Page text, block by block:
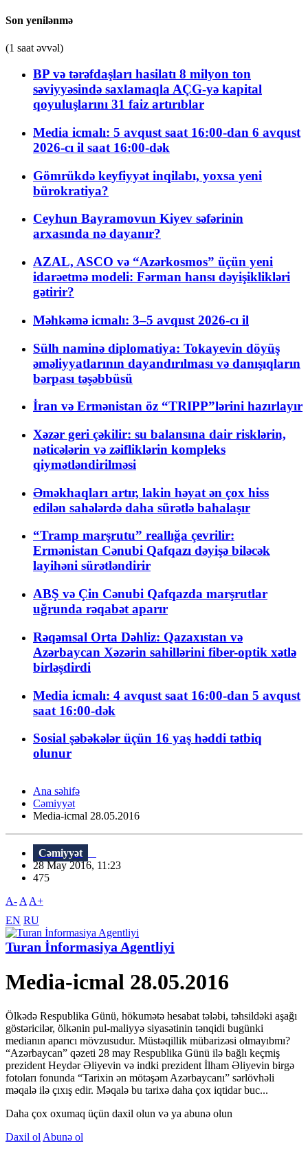
Son yenilənmə
(1 saat əvvəl)
BP və tərəfdaşları hasilatı 8 milyon ton
səviyyəsində saxlamaqla AÇG-yə kapital
qoyuluşlarını 31 faiz artırıblar
Media icmalı: 5 avqust saat 16:00-dan 6 avqust
2026-cı il saat 16:00-dək
Gömrükdə keyfiyyət inqilabı, yoxsa yeni
bürokratiya?
Ceyhun Bayramovun Kiyev səfərinin
arxasında nə dayanır?
AZAL, ASCO və “Azərkosmos” üçün yeni
idarəetmə modeli: Fərman hansı dəyişiklikləri
gətirir?
Məhkəmə icmalı: 3–5 avqust 2026-cı il
Sülh naminə diplomatiya: Tokayevin döyüş
əməliyyatlarının dayandırılması və danışıqların
bərpası təşəbbüsü
İran və Ermənistan öz “TRIPP”lərini hazırlayır
Xəzər geri çəkilir: su balansına dair risklərin,
nəticələrin və zəifliklərin kompleks
qiymətləndirilməsi
Əməkhaqları artır, lakin həyat ən çox hiss
edilən sahələrdə daha sürətlə bahalaşır
“Tramp marşrutu” reallığa çevrilir:
Ermənistan Cənubi Qafqazı dəyişə biləcək
layihəni sürətləndirir
ABŞ və Çin Cənubi Qafqazda marşrutlar
uğrunda rəqabət aparır
Rəqəmsal Orta Dəhliz: Qazaxıstan və
Azərbaycan Xəzərin sahillərini fiber-optik xətlə
birləşdirdi
Media icmalı: 4 avqust saat 16:00-dan 5 avqust
saat 16:00-dək
Sosial şəbəkələr üçün 16 yaş həddi tətbiq
olunur
Ana səhifə
Cəmiyyət
Media-icmal 28.05.2016
Cəmiyyət
28 May 2016, 11:23
475
A- A A+
EN RU
Turan İnformasiya Agentliyi
Media-icmal 28.05.2016
Ölkədə Respublika Günü, hökumətə hesabat tələbi, təhsildəki aşağı
göstəricilər, ölkənin pul-maliyyə siyasətinin tənqidi bugünki
medianın aparıcı mövzusudur. Müstəqillik mübarizəsi olmayıbmı?
“Azərbaycan” qəzeti 28 may Respublika Günü ilə bağlı keçmiş
prezident Heydər Əliyevin və indki prezident İlham Əliyevin birgə
fotoları fonunda “Tarixin ən mötəşəm Azərbaycanı” sərlövhəli
məqalə ilə çıxış edir. Məqalə bu tarixə daha çox iqtidar buc...
Daha çox oxumaq üçün daxil olun və ya abunə olun
Daxil ol Abunə ol